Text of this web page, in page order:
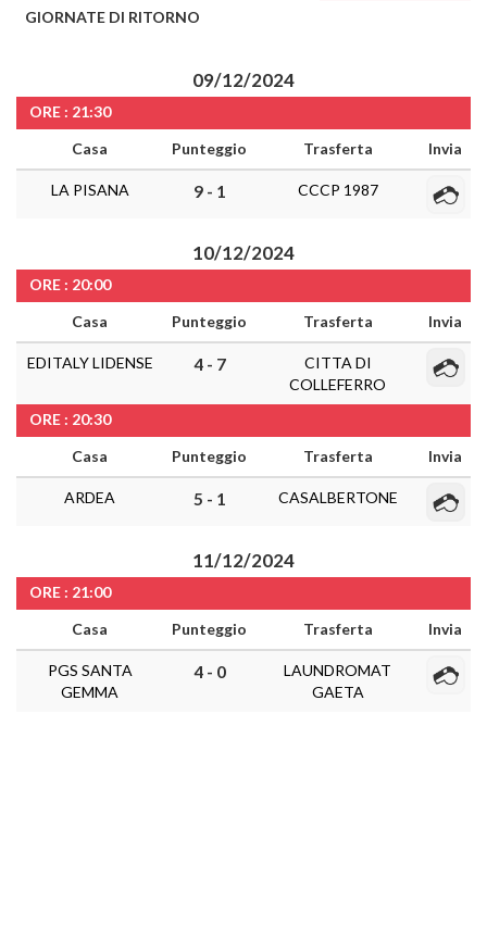
GIORNATE DI RITORNO
09/12/2024
ORE : 21:30
Casa
Punteggio Trasferta Invia
LA PISANA 9 - 1 CCCP 1987
10/12/2024
ORE : 20:00
Casa
Punteggio Trasferta Invia
EDITALY LIDENSE 4 - 7
CITTA DI
COLLEFERRO
ORE : 20:30
Casa
Punteggio Trasferta Invia
ARDEA 5 - 1 CASALBERTONE
11/12/2024
ORE : 21:00
Casa
Punteggio Trasferta Invia
PGS SANTA
GEMMA
4 - 0
LAUNDROMAT
GAETA